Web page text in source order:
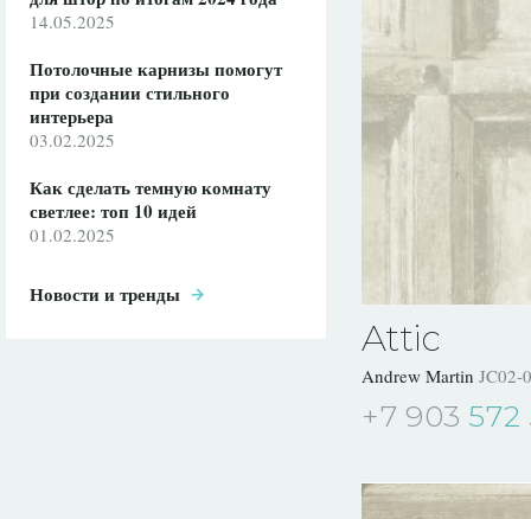
14.05.2025
Потолочные карнизы помогут
при создании стильного
интерьера
03.02.2025
Как сделать темную комнату
светлее: топ 10 идей
01.02.2025
Новости и тренды
Attic
Andrew Martin JC02-
+7 903 572